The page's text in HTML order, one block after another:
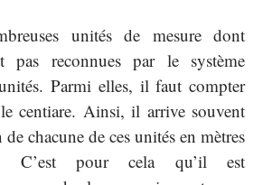
unités de mesure dont
pas reconnues par le système
Parmi elles, il faut compter
le centiare. Ainsi, il arrive souvent
chacune de ces unités en mètres
C’est pour cela qu’il est